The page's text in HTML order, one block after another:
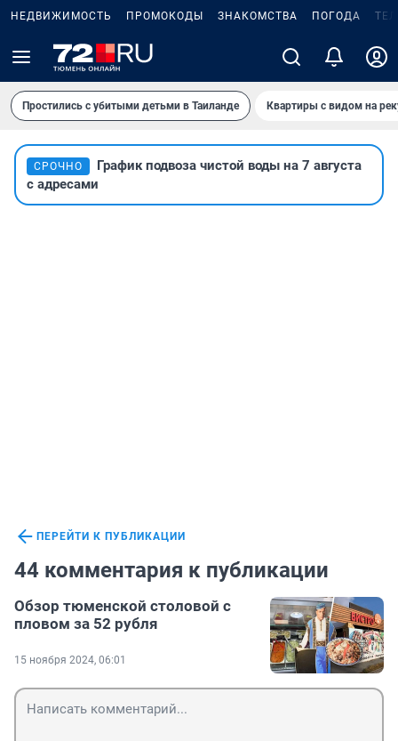
НЕДВИЖИМОСТЬ ПРОМОКОДЫ ЗНАКОМСТВА ПОГОДА
Простились с убитыми детьми в Таиланде Квартиры с видом на
СРОЧНО
График подвоза чистой воды на 7 августа
с адресами
ПЕРЕЙТИ К ПУБЛИКАЦИИ
44 комментария к публикации
Обзор тюменской столовой с
пловом за 52 рубля
15 ноября 2024, 06:01